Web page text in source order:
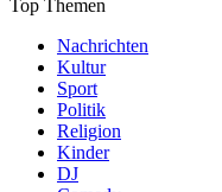
Top Themen
Nachrichten
Kultur
Sport
Politik
Religion
Kinder
DJ